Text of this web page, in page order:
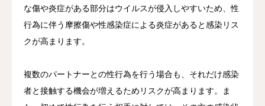
な傷や炎症がある部分はウイルスが侵入しやすいため、性
行為に伴う摩擦傷や性感染症による炎症があると感染リス
クが高まります。
複数のパートナーとの性行為を行う場合も、それだけ感染
者と接触する機会が増えるためリスクが高まります。ま